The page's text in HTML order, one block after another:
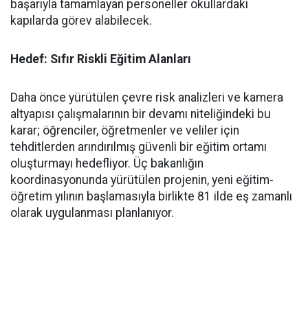
başarıyla tamamlayan personeller okullardaki
kapılarda görev alabilecek.
Hedef: Sıfır Riskli Eğitim Alanları
​Daha önce yürütülen çevre risk analizleri ve kamera
altyapısı çalışmalarının bir devamı niteliğindeki bu
karar; öğrenciler, öğretmenler ve veliler için
tehditlerden arındırılmış güvenli bir eğitim ortamı
oluşturmayı hedefliyor. Üç bakanlığın
koordinasyonunda yürütülen projenin, yeni eğitim-
öğretim yılının başlamasıyla birlikte 81 ilde eş zamanlı
olarak uygulanması planlanıyor.